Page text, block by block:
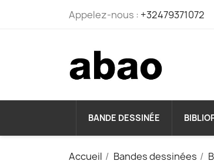
Appelez-nous : +32479371072
BANDE DESSINÉE
Accueil Bandes dessinées